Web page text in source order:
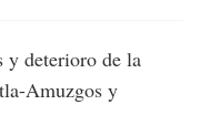
y deterioro de la
Amuzgos y